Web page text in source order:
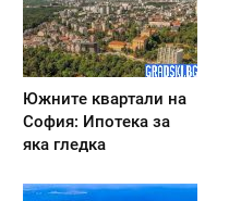
Южните квартали на
София: Ипотека за
яка гледка